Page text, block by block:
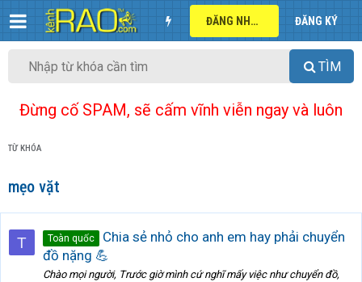
ĐĂNG NHẬP ĐĂNG KÝ
TÌM
Đừng cố SPAM, sẽ cấm vĩnh viễn ngay và luôn
TỪ KHÓA
mẹo vặt
T Toàn quốc
Chia sẻ nhỏ cho anh em hay phải chuyển
đồ nặng 💪
Chào mọi người, Trước giờ mình cứ nghĩ mấy việc như chuyển đồ,